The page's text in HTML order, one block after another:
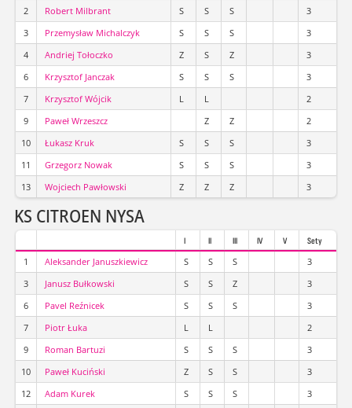
2
Robert Milbrant S S S
3
3
Przemysław Michalczyk S S S
3
4
Andriej Tołoczko Z S Z
3
6
Krzysztof Janczak S S S
3
7
Krzysztof Wójcik L L
2
9
Paweł Wrzeszcz Z Z
2
10
Łukasz Kruk S S S
3
11
Grzegorz Nowak S S S
3
13
Wojciech Pawłowski Z Z Z 3
KS CITROEN NYSA
I II III IV V Sety
1 Aleksander Januszkiewicz S S S
3
3
Janusz Bułkowski S S Z
3
6
Pavel Reźnicek S S S
3
7
Piotr Łuka L L
2
9
Roman Bartuzi S S S
3
10
Paweł Kuciński Z S S
3
12
Adam Kurek S S S
3